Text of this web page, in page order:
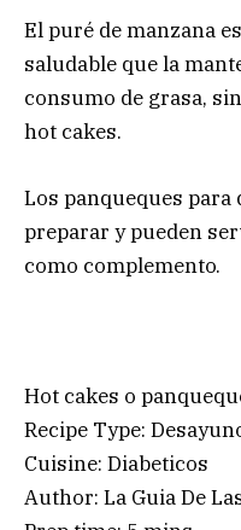
El puré de manzana
saludable que la
consumo de grasa,
hot cakes.
Los panqueques para
preparar y pueden
como complemento.
Hot cakes o
Recipe Type:
Cuisine: Diabeticos
Author: La Guia De